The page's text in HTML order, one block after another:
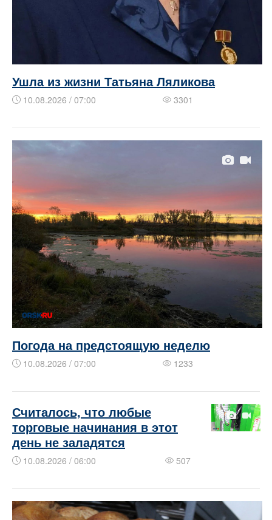
Ушла из жизни Татьяна Ляликова
10.08.2026 / 07:00 3301
Погода на предстоящую неделю
10.08.2026 / 07:00 1233
​​​​Считалось, что любые
торговые начинания в этот
день не заладятся
10.08.2026 / 06:00 507